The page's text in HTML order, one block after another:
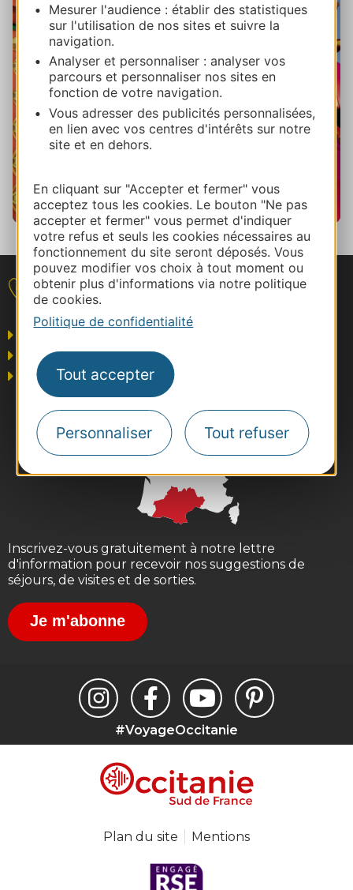
Mesurer l'audience : établir des statistiques
sur l'utilisation de nos sites et suivre la
navigation.
Analyser et personnaliser : analyser vos
parcours et personnaliser nos sites en
fonction de votre navigation.
Vous adresser des publicités personnalisées,
en lien avec vos centres d'intérêts sur notre
site et en dehors.
En cliquant sur "Accepter et fermer" vous
acceptez tous les cookies. Le bouton "Ne pas
accepter et fermer" vous permet d'indiquer
votre refus et seuls les cookies nécessaires au
fonctionnement du site seront déposés. Vous
pouvez modifier vos choix à tout moment ou
obtenir plus d'informations via notre politique
de cookies.
Politique de confidentialité
Tout accepter
Personnaliser Tout refuser
Décembre
Nous contacter
Grand public
Business/Mice
Pros du tourisme
Inscrivez-vous gratuitement à notre lettre
d'information pour recevoir nos suggestions de
séjours, de visites et de sorties.
Je m'abonne
#VoyageOccitanie
Plan du site Mentions